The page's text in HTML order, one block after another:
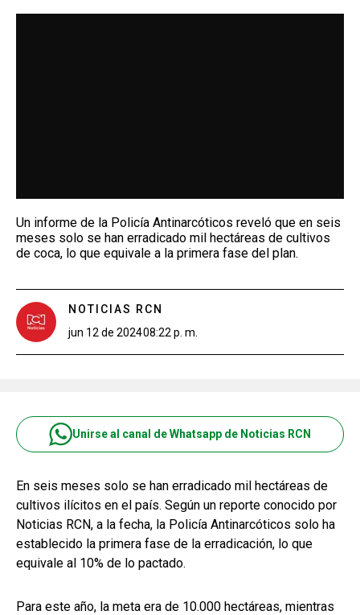
EMISIÓN 11:30 PM
Un informe de la Policía Antinarcóticos reveló que en seis
meses solo se han erradicado mil hectáreas de cultivos
de coca, lo que equivale a la primera fase del plan.
NOTICIAS RCN
jun 12 de 202408:22 p. m.
Unirse al canal de Whatsapp de Noticias RCN
En seis meses solo se han erradicado mil hectáreas de
cultivos ilícitos en el país. Según un reporte conocido por
Noticias RCN, a la fecha, la Policía Antinarcóticos solo ha
establecido la primera fase de la erradicación, lo que
equivale al 10% de lo pactado.
Para este año, la meta era de 10.000 hectáreas, mientras